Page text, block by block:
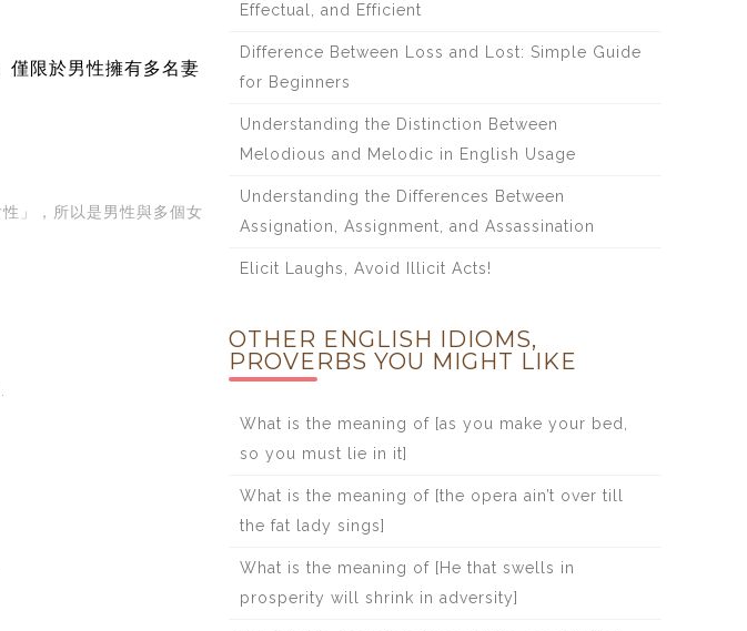
僅限於男性擁有多名妻
」，所以是男性與多個女
Effectual, and Efficient
Difference Between Loss and Lost: Simple Guide
for Beginners
Understanding the Distinction Between
Melodious and Melodic in English Usage
Understanding the Differences Between
Assignation, Assignment, and Assassination
Elicit Laughs, Avoid Illicit Acts!
OTHER ENGLISH IDIOMS,
PROVERBS YOU MIGHT LIKE
What is the meaning of [as you make your bed,
so you must lie in it]
What is the meaning of [the opera ain’t over till
the fat lady sings]
What is the meaning of [He that swells in
prosperity will shrink in adversity]